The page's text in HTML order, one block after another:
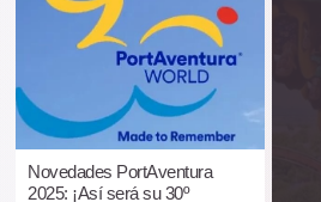
Novedades PortAventura
2025: ¡Así será su 30º